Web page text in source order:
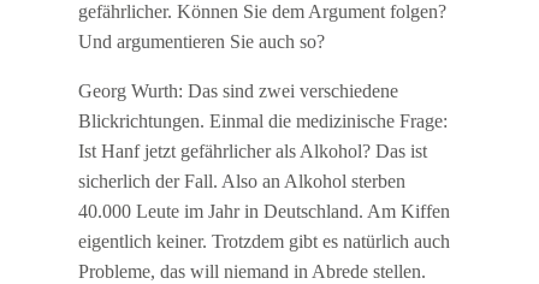
gefährlicher. Können Sie dem Argument folgen?
Und argumentieren Sie auch so?
Georg Wurth: Das sind zwei verschiedene
Blickrichtungen. Einmal die medizinische Frage:
Ist Hanf jetzt gefährlicher als Alkohol? Das ist
sicherlich der Fall. Also an Alkohol sterben
40.000 Leute im Jahr in Deutschland. Am Kiffen
eigentlich keiner. Trotzdem gibt es natürlich auch
Probleme, das will niemand in Abrede stellen.